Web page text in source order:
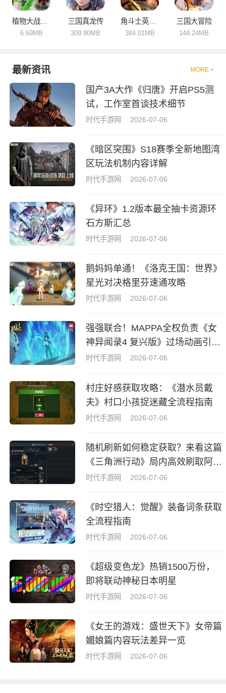
植物大战奥利给
6.69MB
三国真龙传
309.90MB
角斗士英雄氏族战争
384.01MB
三国大冒险
144.24MB
最新资讯 MORE +
国产3A大作《归唐》开启PS5测
试，工作室首谈技术细节
时代手游网 2026-07-06
《暗区突围》S18赛季全新地图湾
区玩法机制内容详解
时代手游网 2026-07-06
《异环》1.2版本最全抽卡资源环
石方斯汇总
时代手游网 2026-07-06
鹅妈妈单通！《洛克王国：世界》
星光对决格里芬速通攻略
时代手游网 2026-07-06
强强联合！MAPPA全权负责《女
神异闻录4 复兴版》过场动画引热
议
时代手游网 2026-07-06
村庄好感获取攻略：《潜水员戴
夫》村口小孩捉迷藏全流程指南
时代手游网 2026-07-06
随机刷新如何稳定获取？来看这篇
《三角洲行动》局内高效刷取阿萨
拉牌盒指南
时代手游网 2026-07-06
《时空猎人：觉醒》装备词条获取
全流程指南
时代手游网 2026-07-06
《超级变色龙》热销1500万份，
即将联动神秘日本明星
时代手游网 2026-07-06
《女王的游戏：盛世天下》女帝篇
媚娘篇内容玩法差异一览
时代手游网 2026-07-06